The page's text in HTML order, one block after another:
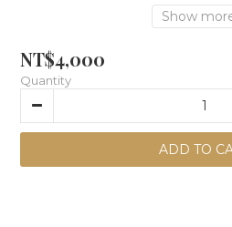
Show
NT$4,000
Quantity
ADD TO